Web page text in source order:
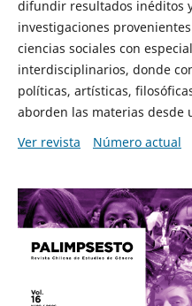
difundir resultados inéditos
investigaciones
ciencias sociales con
interdisciplinarios, donde
políticas, artísticas,
aborden las materias desde
Ver revista
Número actual